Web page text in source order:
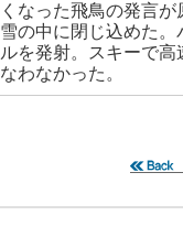
なった飛鳥の発言
の中に閉じ込めた
を発射。スキーで
わなかった。